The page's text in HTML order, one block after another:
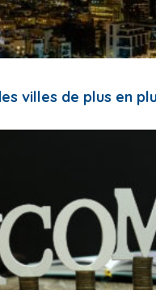
villes de plus en